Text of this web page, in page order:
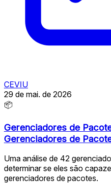
CEVIU
29 de mai. de 2026
📦
Gerenciadores de
Gerenciadores de
Uma análise de 42
determinar se eles são
gerenciadores de pacotes.